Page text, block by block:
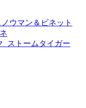
ウマン＆ビネット
_ストームタイガー